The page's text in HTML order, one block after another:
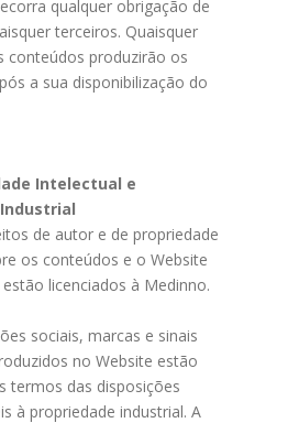
qualquer obrigação de
terceiros. Quaisquer
conteúdos produzirão os
a sua disponibilização do
Intelectual e
de autor e de propriedade
os conteúdos e o Website
licenciados à Medinno.
sociais, marcas e sinais
no Website estão
termos das disposições
à propriedade industrial. A